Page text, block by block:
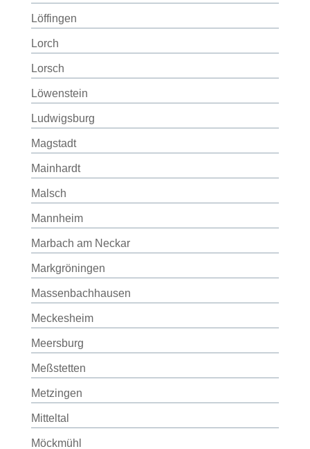
Löffingen
Lorch
Lorsch
Löwenstein
Ludwigsburg
Magstadt
Mainhardt
Malsch
Mannheim
Marbach am Neckar
Markgröningen
Massenbachhausen
Meckesheim
Meersburg
Meßstetten
Metzingen
Mitteltal
Möckmühl